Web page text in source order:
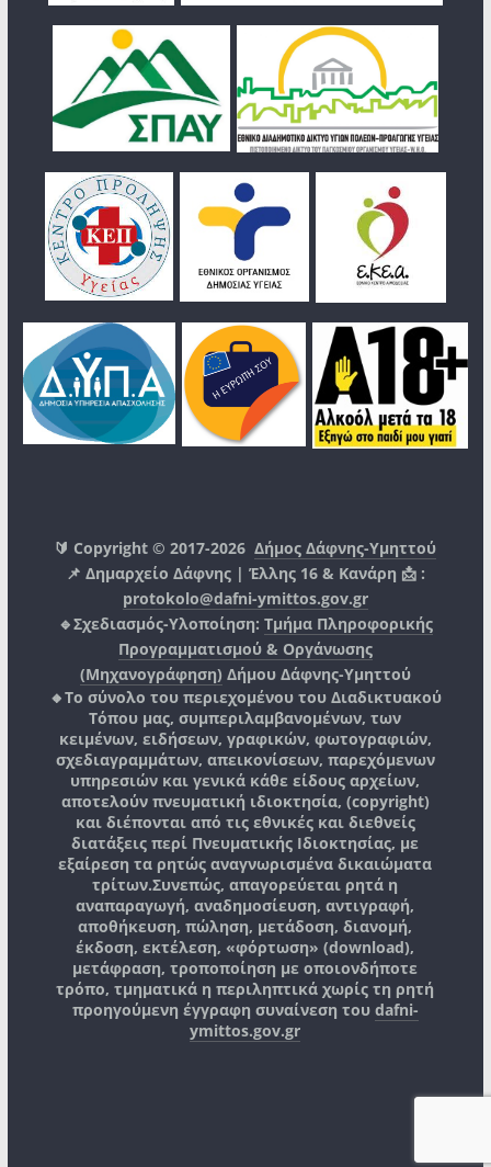
🔰 Copyright © 2017-2026Δήμος Δάφνης-Υμηττού
📌 Δημαρχείο Δάφνης | Έλλης 16 & Κανάρη 📩 :
protokolo@dafni-ymittos.gov.gr
🔹Σχεδιασμός-Υλοποίηση: Τμήμα Πληροφορικής
Προγραμματισμού & Οργάνωσης
(Μηχανογράφηση) Δήμου Δάφνης-Υμηττού
🔸Το σύνολο του περιεχομένου του Διαδικτυακού
Τόπου μας, συμπεριλαμβανομένων, των
κειμένων, ειδήσεων, γραφικών, φωτογραφιών,
σχεδιαγραμμάτων, απεικονίσεων, παρεχόμενων
υπηρεσιών και γενικά κάθε είδους αρχείων,
αποτελούν πνευματική ιδιοκτησία, (copyright)
και διέπονται από τις εθνικές και διεθνείς
διατάξεις περί Πνευματικής Ιδιοκτησίας, με
εξαίρεση τα ρητώς αναγνωρισμένα δικαιώματα
τρίτων.Συνεπώς, απαγορεύεται ρητά η
αναπαραγωγή, αναδημοσίευση, αντιγραφή,
αποθήκευση, πώληση, μετάδοση, διανομή,
έκδοση, εκτέλεση, «φόρτωση» (download),
μετάφραση, τροποποίηση με οποιονδήποτε
τρόπο, τμηματικά η περιληπτικά χωρίς τη ρητή
προηγούμενη έγγραφη συναίνεση του dafni-
ymittos.gov.gr